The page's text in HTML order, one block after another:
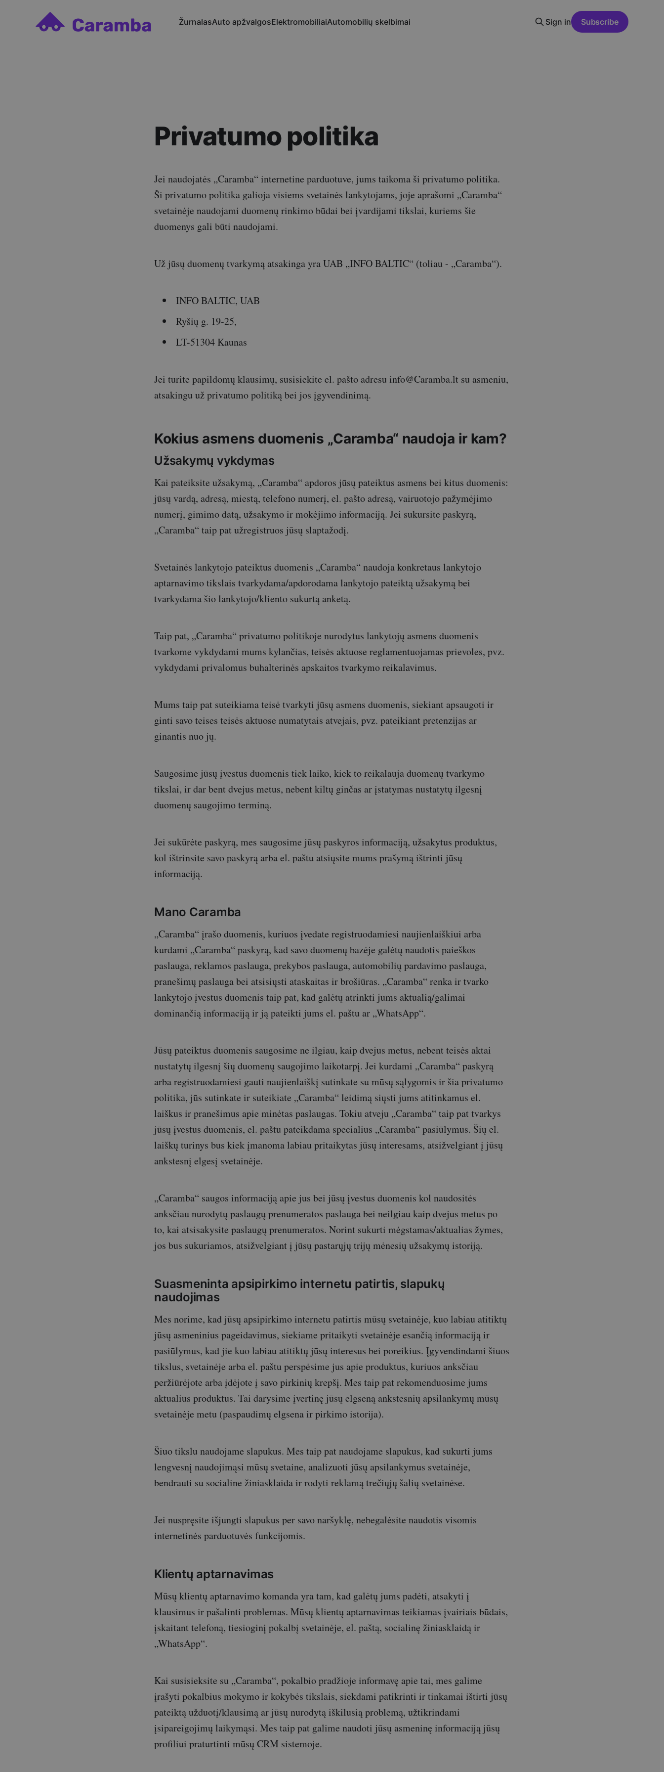
ŽurnalasAuto apžvalgosElektromobiliaiAutomobilių skelbimai Sign in Subscribe
Privatumo politika
Jei naudojatės „Caramba“ internetine parduotuve, jums taikoma ši privatumo politika.
Ši privatumo politika galioja visiems svetainės lankytojams, joje aprašomi „Caramba“
svetainėje naudojami duomenų rinkimo būdai bei įvardijami tikslai, kuriems šie
duomenys gali būti naudojami.
Už jūsų duomenų tvarkymą atsakinga yra UAB „INFO BALTIC“ (toliau - „Caramba“).
INFO BALTIC, UAB
Ryšių g. 19-25,
LT-51304 Kaunas
Jei turite papildomų klausimų, susisiekite el. pašto adresu info@Caramba.lt su asmeniu,
atsakingu už privatumo politiką bei jos įgyvendinimą.
Kokius asmens duomenis „Caramba“ naudoja ir kam?
Užsakymų vykdymas
Kai pateiksite užsakymą, „Caramba“ apdoros jūsų pateiktus asmens bei kitus duomenis:
jūsų vardą, adresą, miestą, telefono numerį, el. pašto adresą, vairuotojo pažymėjimo
numerį, gimimo datą, užsakymo ir mokėjimo informaciją. Jei sukursite paskyrą,
„Caramba“ taip pat užregistruos jūsų slaptažodį.
Svetainės lankytojo pateiktus duomenis „Caramba“ naudoja konkretaus lankytojo
aptarnavimo tikslais tvarkydama/apdorodama lankytojo pateiktą užsakymą bei
tvarkydama šio lankytojo/kliento sukurtą anketą.
Taip pat, „Caramba“ privatumo politikoje nurodytus lankytojų asmens duomenis
tvarkome vykdydami mums kylančias, teisės aktuose reglamentuojamas prievoles, pvz.
vykdydami privalomus buhalterinės apskaitos tvarkymo reikalavimus.
Mums taip pat suteikiama teisė tvarkyti jūsų asmens duomenis, siekiant apsaugoti ir
ginti savo teises teisės aktuose numatytais atvejais, pvz. pateikiant pretenzijas ar
ginantis nuo jų.
Saugosime jūsų įvestus duomenis tiek laiko, kiek to reikalauja duomenų tvarkymo
tikslai, ir dar bent dvejus metus, nebent kiltų ginčas ar įstatymas nustatytų ilgesnį
duomenų saugojimo terminą.
Jei sukūrėte paskyrą, mes saugosime jūsų paskyros informaciją, užsakytus produktus,
kol ištrinsite savo paskyrą arba el. paštu atsiųsite mums prašymą ištrinti jūsų
informaciją.
Mano Caramba
„Caramba“ įrašo duomenis, kuriuos įvedate registruodamiesi naujienlaiškiui arba
kurdami „Caramba“ paskyrą, kad savo duomenų bazėje galėtų naudotis paieškos
paslauga, reklamos paslauga, prekybos paslauga, automobilių pardavimo paslauga,
pranešimų paslauga bei atsisiųsti ataskaitas ir brošiūras. „Caramba“ renka ir tvarko
lankytojo įvestus duomenis taip pat, kad galėtų atrinkti jums aktualią/galimai
dominančią informaciją ir ją pateikti jums el. paštu ar „WhatsApp“.
Jūsų pateiktus duomenis saugosime ne ilgiau, kaip dvejus metus, nebent teisės aktai
nustatytų ilgesnį šių duomenų saugojimo laikotarpį. Jei kurdami „Caramba“ paskyrą
arba registruodamiesi gauti naujienlaiškį sutinkate su mūsų sąlygomis ir šia privatumo
politika, jūs sutinkate ir suteikiate „Caramba“ leidimą siųsti jums atitinkamus el.
laiškus ir pranešimus apie minėtas paslaugas. Tokiu atveju „Caramba“ taip pat tvarkys
jūsų įvestus duomenis, el. paštu pateikdama specialius „Caramba“ pasiūlymus. Šių el.
laiškų turinys bus kiek įmanoma labiau pritaikytas jūsų interesams, atsižvelgiant į jūsų
ankstesnį elgesį svetainėje.
„Caramba“ saugos informaciją apie jus bei jūsų įvestus duomenis kol naudositės
anksčiau nurodytų paslaugų prenumeratos paslauga bei neilgiau kaip dvejus metus po
to, kai atsisakysite paslaugų prenumeratos. Norint sukurti mėgstamas/aktualias žymes,
jos bus sukuriamos, atsižvelgiant į jūsų pastarųjų trijų mėnesių užsakymų istoriją.
Suasmeninta apsipirkimo internetu patirtis, slapukų
naudojimas
Mes norime, kad jūsų apsipirkimo internetu patirtis mūsų svetainėje, kuo labiau atitiktų
jūsų asmeninius pageidavimus, siekiame pritaikyti svetainėje esančią informaciją ir
pasiūlymus, kad jie kuo labiau atitiktų jūsų interesus bei poreikius. Įgyvendindami šiuos
tikslus, svetainėje arba el. paštu perspėsime jus apie produktus, kuriuos anksčiau
peržiūrėjote arba įdėjote į savo pirkinių krepšį. Mes taip pat rekomenduosime jums
aktualius produktus. Tai darysime įvertinę jūsų elgseną ankstesnių apsilankymų mūsų
svetainėje metu (paspaudimų elgsena ir pirkimo istorija).
Šiuo tikslu naudojame slapukus. Mes taip pat naudojame slapukus, kad sukurti jums
lengvesnį naudojimąsi mūsų svetaine, analizuoti jūsų apsilankymus svetainėje,
bendrauti su socialine žiniasklaida ir rodyti reklamą trečiųjų šalių svetainėse.
Jei nuspręsite išjungti slapukus per savo naršyklę, nebegalėsite naudotis visomis
internetinės parduotuvės funkcijomis.
Klientų aptarnavimas
Mūsų klientų aptarnavimo komanda yra tam, kad galėtų jums padėti, atsakyti į
klausimus ir pašalinti problemas. Mūsų klientų aptarnavimas teikiamas įvairiais būdais,
įskaitant telefoną, tiesioginį pokalbį svetainėje, el. paštą, socialinę žiniasklaidą ir
„WhatsApp“.
Kai susisieksite su „Caramba“, pokalbio pradžioje informavę apie tai, mes galime
įrašyti pokalbius mokymo ir kokybės tikslais, siekdami patikrinti ir tinkamai ištirti jūsų
pateiktą užduotį/klausimą ar jūsų nurodytą iškilusią problemą, užtikrindami
įsipareigojimų laikymąsi. Mes taip pat galime naudoti jūsų asmeninę informaciją jūsų
profiliui praturtinti mūsų CRM sistemoje.